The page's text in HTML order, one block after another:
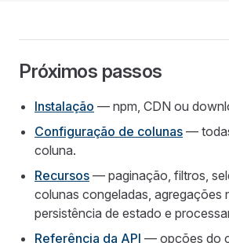
Próximos passos
Instalação — npm, CDN ou
Configuração de colunas —
coluna.
Recursos — paginação, filtros,
colunas congeladas, agregações
persistência de estado e
Referência da API — opções do